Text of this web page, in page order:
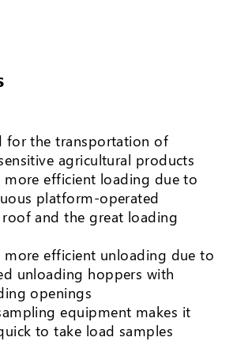
for the transportation of
agricultural products
more efficient loading due to
platform-operated
and the great loading
more efficient unloading due to
unloading hoppers with
openings
equipment makes it
to take load samples